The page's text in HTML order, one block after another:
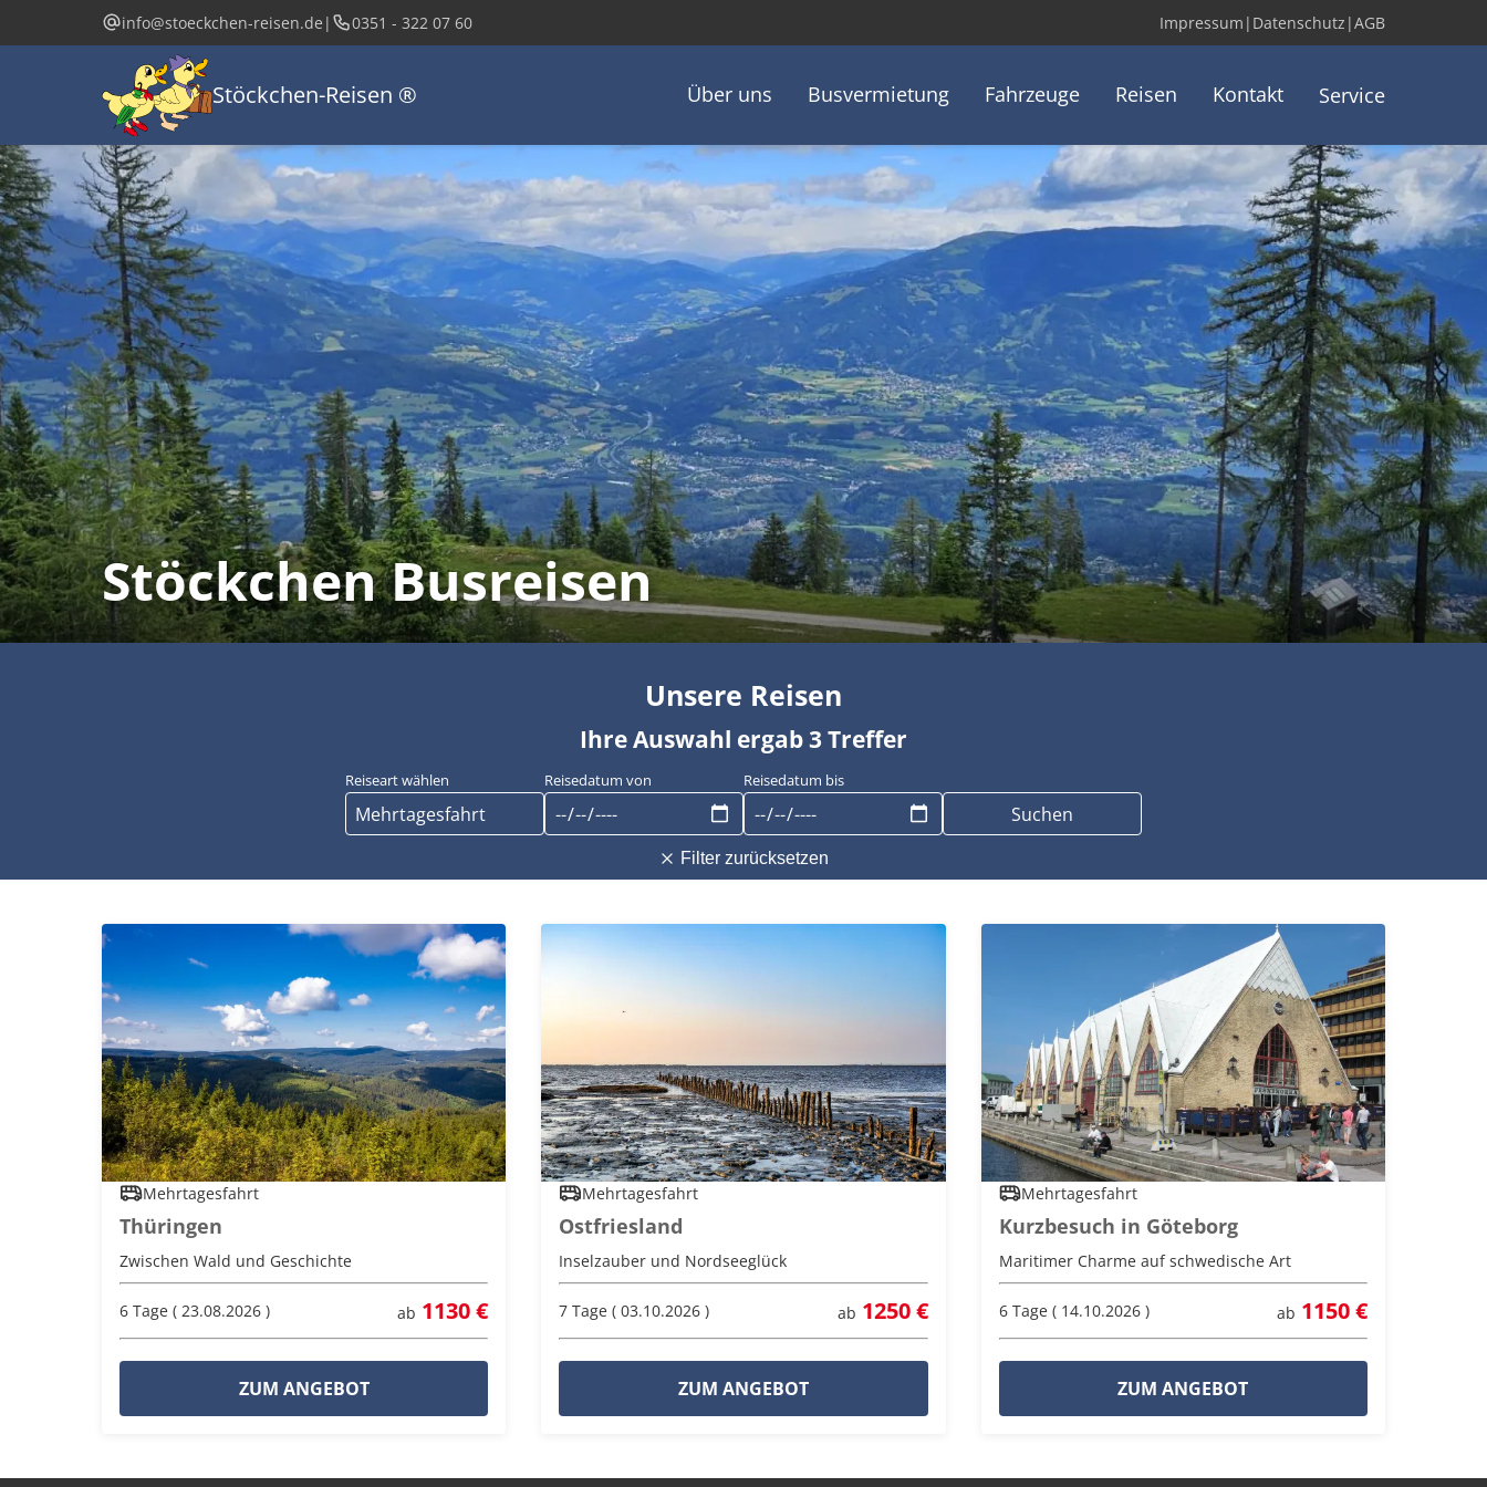
zum
info@stoeckchen-reisen.de | 0351 - 322 07 60 Impressum | Datenschutz |AGB
Stöckchen-Reisen ® Hauptnavigation
Über uns Busvermietung Fahrzeuge Reisen Kontakt Service
Stöckchen Busreisen
Unsere Reisen
Ihre Auswahl ergab 3 Treffer
Reiseart wählen Reisedatum von Reisedatum bis
Mehrtagesfahrt
Thüringen
Zwischen Wald und Geschichte
6 Tage ( 23.08.2026 ) ab 1130 €
ZUM ANGEBOT
Mehrtagesfahrt
Ostfriesland
Inselzauber und Nordseeglück
7 Tage ( 03.10.2026 ) ab 1250 €
ZUM ANGEBOT
Mehrtagesfahrt
Kurzbesuch in Göteborg
Maritimer Charme auf schwedische Art
6 Tage ( 14.10.2026 ) ab 1150 €
ZUM ANGEBOT